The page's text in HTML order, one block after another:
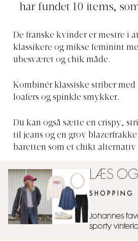
har fundet 10 items,
De franske kvinder er mestre i
klassikere og mikse feminint
ubesværet og chik måde.
Kombinér klassiske striber
loafers og spinkle smykker.
Du kan også sætte en crispy,
til jeans og en grov
baretten som et chikt
LÆS
SHOPPING
Johannes
sporty